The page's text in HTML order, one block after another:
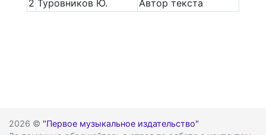
2 Туровников Ю. Автор текста
2026 © "Первое музыкальное издательство"